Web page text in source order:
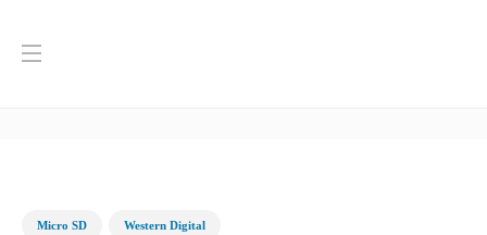
Micro SD Western Digital